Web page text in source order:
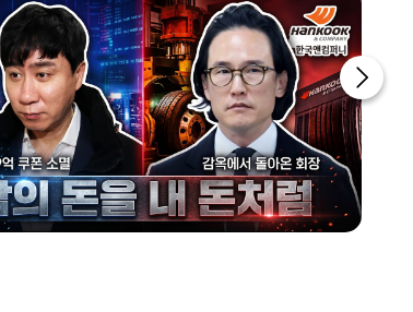
0830~0930
글로벌 ABC
0930~1000
대한민국 리더에게 묻는다 home